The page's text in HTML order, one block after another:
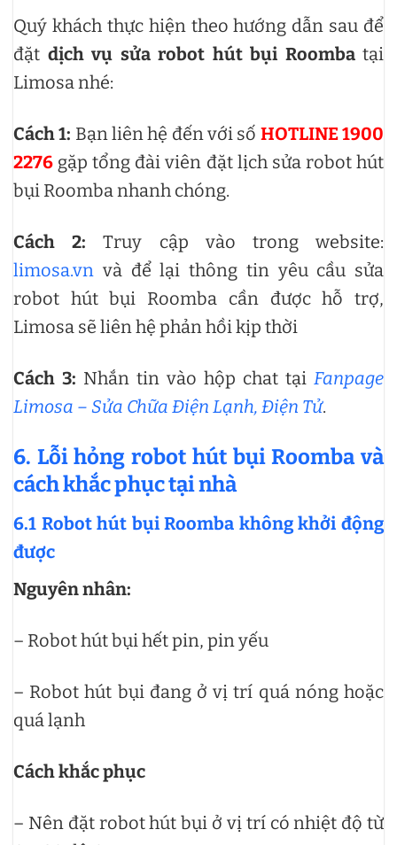
Quý khách thực hiện theo hướng dẫn sau để
đặt dịch vụ sửa robot hút bụi Roombatại
Limosa nhé:
Cách 1: Bạn liên hệ đến với số HOTLINE 1900
2276 gặp tổng đài viên đặt lịch sửa robot hút
bụi Roomba nhanh chóng.
Cách 2: Truy cập vào trong website:
limosa.vn và để lại thông tin yêu cầu sửa
robot hút bụi Roomba cần được hỗ trợ,
Limosa sẽ liên hệ phản hồi kịp thời
Cách 3: Nhắn tin vào hộp chat tại Fanpage
Limosa – Sửa Chữa Điện Lạnh, Điện Tử.
6. Lỗi hỏng robot hút bụi Roomba và
cách khắc phục tại nhà
6.1 Robot hút bụi Roomba không khởi động
được
Nguyên nhân:
– Robot hút bụi hết pin, pin yếu
– Robot hút bụi đang ở vị trí quá nóng hoặc
quá lạnh
Cách khắc phục
– Nên đặt robot hút bụi ở vị trí có nhiệt độ từ